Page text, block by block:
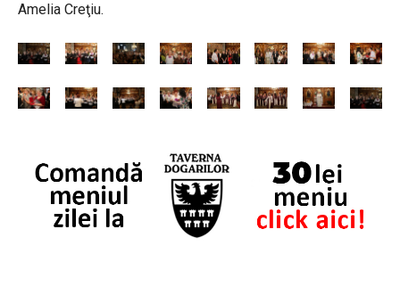
Amelia Creţiu.